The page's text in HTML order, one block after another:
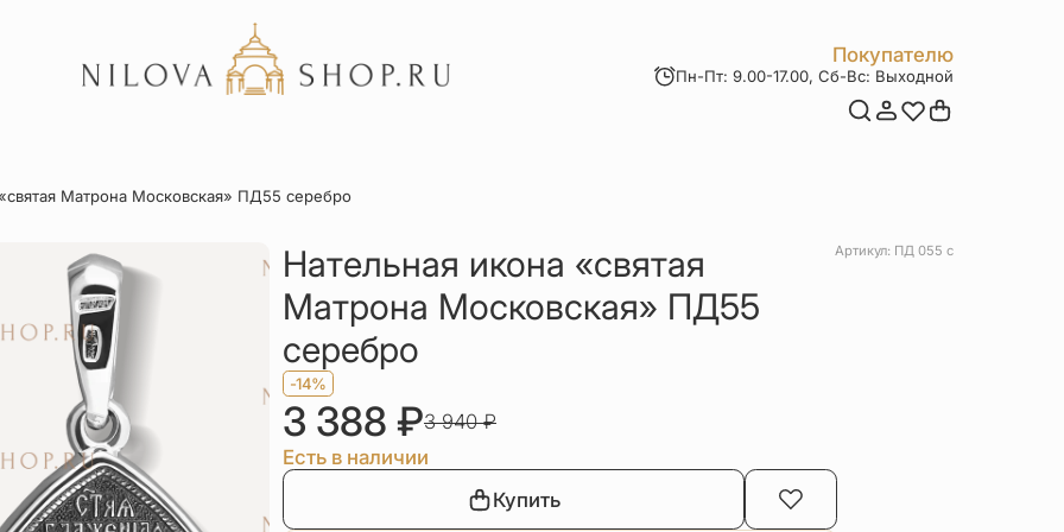
Покупателю
Пн-Пт: 9.00-17.00, Сб-Вс: Выходной
Акции
Матрона Московская» ПД55 серебро
Нательная икона «святая
Матрона Московская» ПД55
серебро
Артикул: ПД 055 с
-14%
3 388 ₽3 940₽
Есть в наличии
Купить